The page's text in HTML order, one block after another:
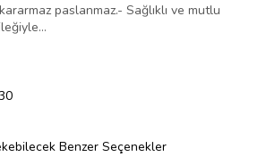
paslanmaz.- Sağlıklı ve mutlu
Benzer Seçenekler